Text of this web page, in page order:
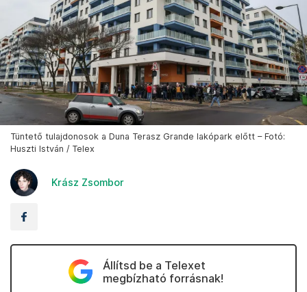
Tüntető tulajdonosok a Duna Terasz Grande lakópark előtt – Fotó:
Huszti István / Telex
Krász Zsombor
Állítsd be a Telexet
megbízható forrásnak!